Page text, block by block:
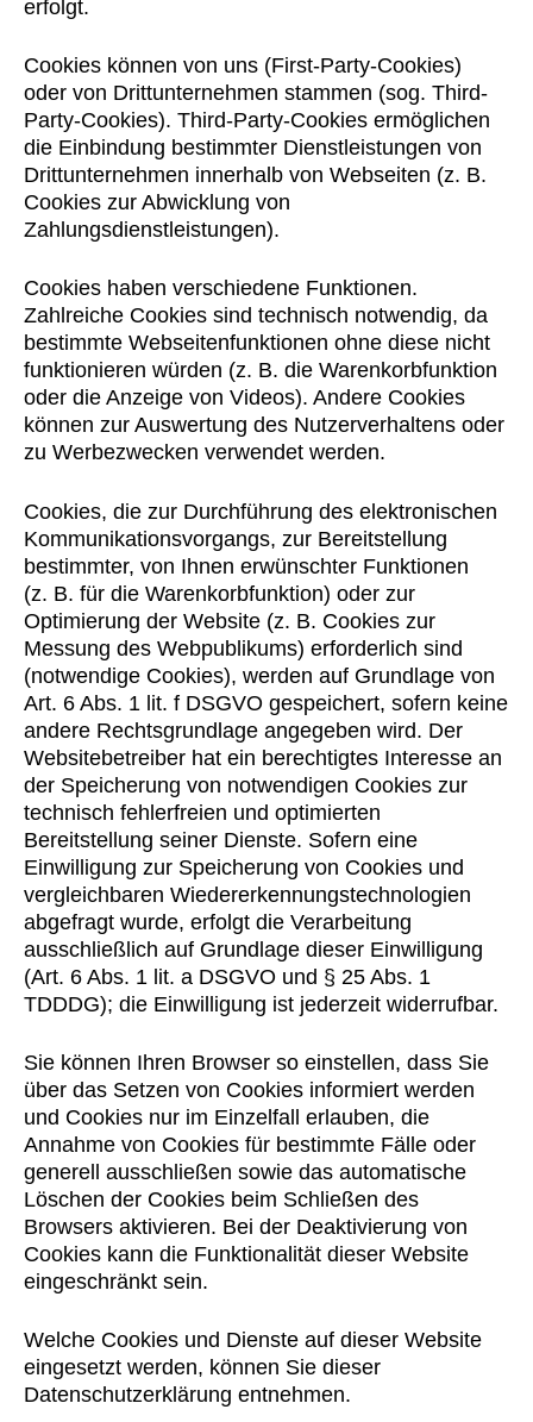
erfolgt.
Cookies können von uns (First-Party-Cookies)
oder von Drittunternehmen stammen (sog. Third-
Party-Cookies). Third-Party-Cookies ermöglichen
die Einbindung bestimmter Dienstleistungen von
Drittunternehmen innerhalb von Webseiten (z. B.
Cookies zur Abwicklung von
Zahlungsdienstleistungen).
Cookies haben verschiedene Funktionen.
Zahlreiche Cookies sind technisch notwendig, da
bestimmte Webseitenfunktionen ohne diese nicht
funktionieren würden (z. B. die Warenkorbfunktion
oder die Anzeige von Videos). Andere Cookies
können zur Auswertung des Nutzerverhaltens oder
zu Werbezwecken verwendet werden.
Cookies, die zur Durchführung des elektronischen
Kommunikationsvorgangs, zur Bereitstellung
bestimmter, von Ihnen erwünschter Funktionen
(z. B. für die Warenkorbfunktion) oder zur
Optimierung der Website (z. B. Cookies zur
Messung des Webpublikums) erforderlich sind
(notwendige Cookies), werden auf Grundlage von
Art. 6 Abs. 1 lit. f DSGVO gespeichert, sofern keine
andere Rechtsgrundlage angegeben wird. Der
Websitebetreiber hat ein berechtigtes Interesse an
der Speicherung von notwendigen Cookies zur
technisch fehlerfreien und optimierten
Bereitstellung seiner Dienste. Sofern eine
Einwilligung zur Speicherung von Cookies und
vergleichbaren Wiedererkennungstechnologien
abgefragt wurde, erfolgt die Verarbeitung
ausschließlich auf Grundlage dieser Einwilligung
(Art. 6 Abs. 1 lit. a DSGVO und § 25 Abs. 1
TDDDG); die Einwilligung ist jederzeit widerrufbar.
Sie können Ihren Browser so einstellen, dass Sie
über das Setzen von Cookies informiert werden
und Cookies nur im Einzelfall erlauben, die
Annahme von Cookies für bestimmte Fälle oder
generell ausschließen sowie das automatische
Löschen der Cookies beim Schließen des
Browsers aktivieren. Bei der Deaktivierung von
Cookies kann die Funktionalität dieser Website
eingeschränkt sein.
Welche Cookies und Dienste auf dieser Website
eingesetzt werden, können Sie dieser
Datenschutzerklärung entnehmen.